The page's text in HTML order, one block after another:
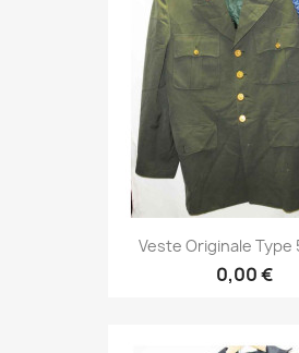
Veste Originale Type
0,00 €